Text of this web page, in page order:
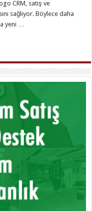
CRM, satış ve
sağlıyor. Böylece daha
yeni …